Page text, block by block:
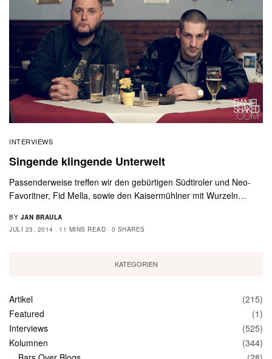
INTERVIEWS
Singende klingende Unterwelt
Passenderweise treffen wir den gebürtigen Südtiroler und Neo-
Favoritner, Fid Mella, sowie den Kaisermühlner mit Wurzeln…
BY JAN BRAULA
JULI 23, 2014
11 MINS READ 0 SHARES
KATEGORIEN
Artikel
(215)
Featured
(1)
Interviews
(525)
Kolumnen
(344)